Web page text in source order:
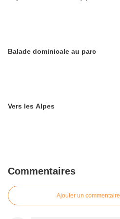
Balade dominicale au parc
Vers les Alpes
Commentaires
Ajouter un commentaire